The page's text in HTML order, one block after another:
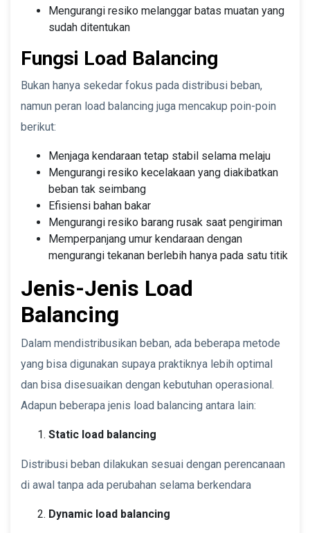
Mengurangi resiko melanggar batas muatan yang
sudah ditentukan
Fungsi Load Balancing
Bukan hanya sekedar fokus pada distribusi beban,
namun peran load balancing juga mencakup poin-poin
berikut:
Menjaga kendaraan tetap stabil selama melaju
Mengurangi resiko kecelakaan yang diakibatkan
beban tak seimbang
Efisiensi bahan bakar
Mengurangi resiko barang rusak saat pengiriman
Memperpanjang umur kendaraan dengan
mengurangi tekanan berlebih hanya pada satu titik
Jenis-Jenis Load
Balancing
Dalam mendistribusikan beban, ada beberapa metode
yang bisa digunakan supaya praktiknya lebih optimal
dan bisa disesuaikan dengan kebutuhan operasional.
Adapun beberapa jenis load balancing antara lain:
Static load balancing
Distribusi beban dilakukan sesuai dengan perencanaan
di awal tanpa ada perubahan selama berkendara
Dynamic load balancing